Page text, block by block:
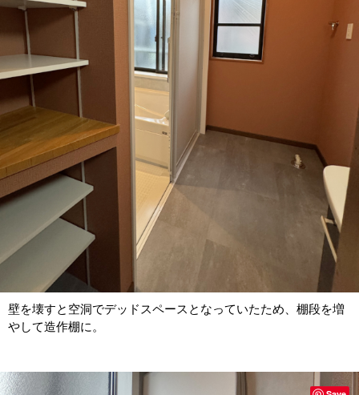
壁を壊すと空洞でデッドスペースとなっていたため、棚段を増
やして造作棚に。